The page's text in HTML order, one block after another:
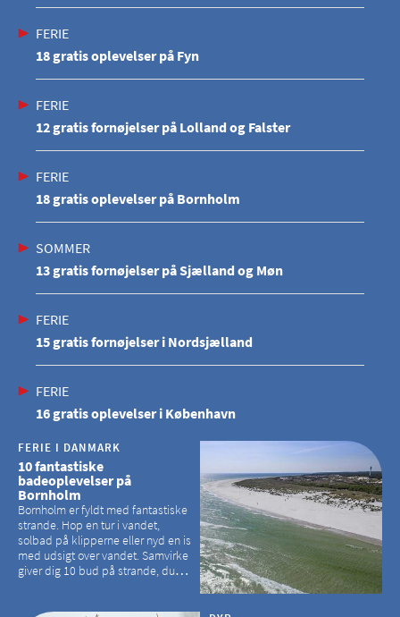
FERIE
18 gratis oplevelser på Fyn
FERIE
12 gratis fornøjelser på Lolland og Falster
FERIE
18 gratis oplevelser på Bornholm
SOMMER
13 gratis fornøjelser på Sjælland og Møn
FERIE
15 gratis fornøjelser i Nordsjælland
FERIE
16 gratis oplevelser i København
FERIE I DANMARK
10 fantastiske
badeoplevelser på
Bornholm
Bornholm er fyldt med fantastiske
strande. Hop en tur i vandet,
solbad på klipperne eller nyd en is
med udsigt over vandet. Samvirke
giver dig 10 bud på strande, du